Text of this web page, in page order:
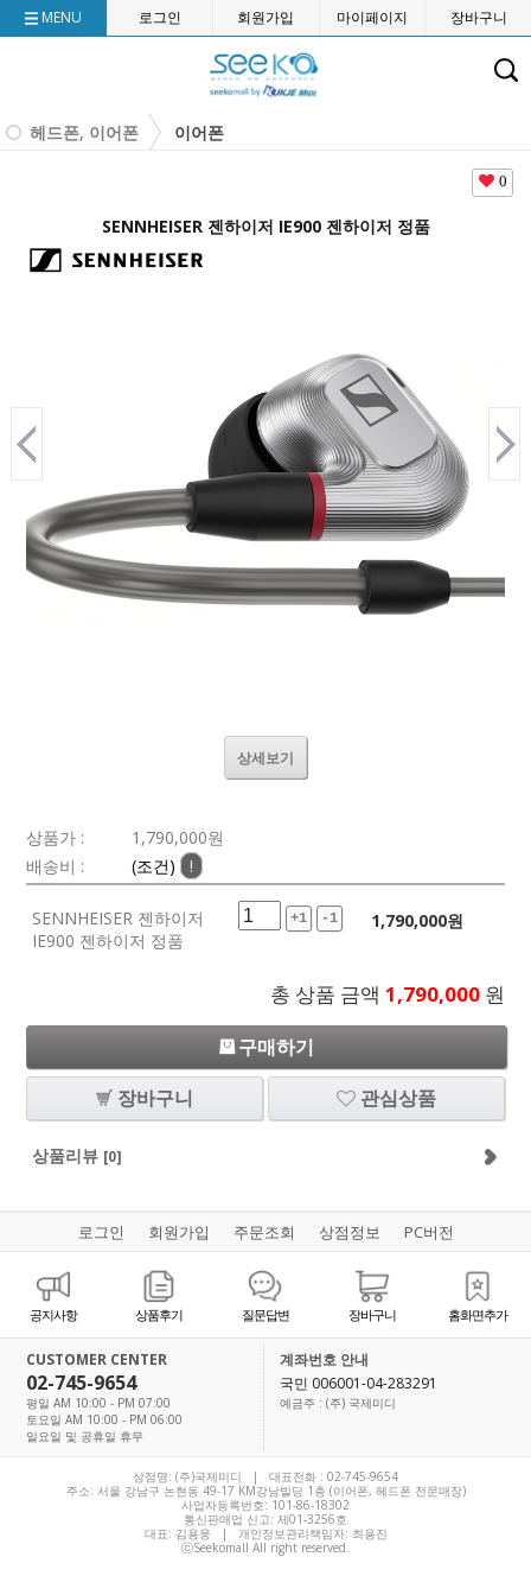
MENU 로그인 회원가입 마이페이지 장바구니
헤드폰, 이어폰 이어폰
0
SENNHEISER 젠하이저 IE900 젠하이저 정품
상세보기
상품가 : 1,790,000원
배송비 :
(조건) !
SENNHEISER 젠하이저
IE900 젠하이저 정품
+1 -1 1,790,000원
총 상품 금액 1,790,000 원
구매하기
장바구니
관심상품
상품리뷰 [0]
로그인 회원가입 주문조회 상점정보 PC버전
공지사항 상품후기 질문답변 장바구니 홈화면추가
CUSTOMER CENTER
02-745-9654
평일 AM 10:00 - PM 07:00
토요일 AM 10:00 - PM 06:00
일요일 및 공휴일 휴무
계좌번호 안내
국민 006001-04-283291
예금주 : (주) 국제미디
상점명: (주)국제미디 | 대표전화 : 02-745-9654
주소: 서울 강남구 논현동 49-17 KM강남빌딩 1층 (이어폰, 헤드폰 전문매장)
사업자등록번호: 101-86-18302
통신판매업 신고: 제01-3256호
대표: 김용웅 | 개인정보관리책임자: 최용진
ⓒSeekomall All right reserved.